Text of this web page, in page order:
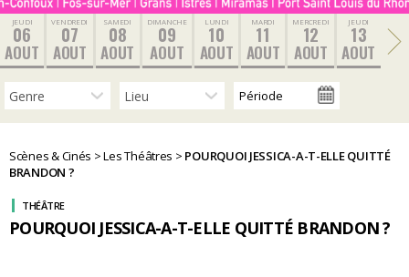
JEUDI
06
AOUT
VENDREDI
07
AOUT
SAMEDI
08
AOUT
DIMANCHE
09
AOUT
LUNDI
10
AOUT
MARDI
11
AOUT
MERCREDI
12
AOUT
JEUDI
13
AOUT
Scènes & Cinés >Les Théâtres > POURQUOI JESSICA-A-T-ELLE QUITTÉ
BRANDON ?
POURQUOI JESSICA-A-T-ELLE QUITTÉ BRANDON ?
THÉÂTRE